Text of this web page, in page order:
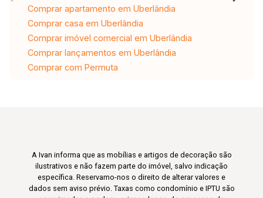
Comprar apartamento em Uberlândia
Comprar casa em Uberlândia
Comprar imóvel comercial em Uberlândia
Comprar lançamentos em Uberlândia
Comprar com Permuta
A Ivan informa que as mobílias e artigos de decoração são
ilustrativos e não fazem parte do imóvel, salvo indicação
específica. Reservamo-nos o direito de alterar valores e
dados sem aviso prévio. Taxas como condomínio e IPTU são